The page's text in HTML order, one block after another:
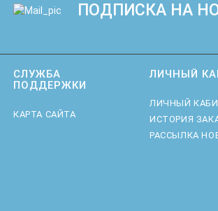
ПОДПИСКА НА
СЛУЖБА
ПОДДЕРЖКИ
КАРТА САЙТА
ЛИЧНЫЙ
ЛИЧНЫЙ
ИСТОРИЯ
РАССЫЛКА